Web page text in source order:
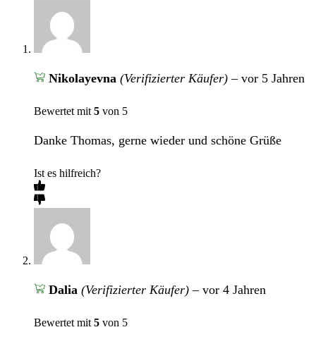
Nikolayevna (Verifizierter Käufer) – vor 5 Jahren
Bewertet mit 5 von 5
Danke Thomas, gerne wieder und schöne Grüße
Ist es hilfreich?
Dalia (Verifizierter Käufer) – vor 4 Jahren
Bewertet mit 5 von 5